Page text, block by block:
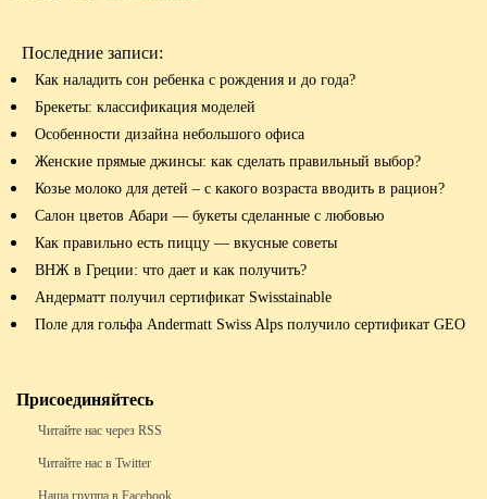
Последние записи:
Как наладить сон ребенка с рождения и до года?
Брекеты: классификация моделей
Особенности дизайна небольшого офиса
Женские прямые джинсы: как сделать правильный выбор?
Козье молоко для детей – с какого возраста вводить в рацион?
Салон цветов Абари — букеты сделанные с любовью
Как правильно есть пиццу — вкусные советы
ВНЖ в Греции: что дает и как получить?
Андерматт получил сертификат Swisstainable
Поле для гольфа Andermatt Swiss Alps получило сертификат GEO
Присоединяйтесь
Читайте нас через RSS
Читайте нас в Twitter
Наша группа в Facebook